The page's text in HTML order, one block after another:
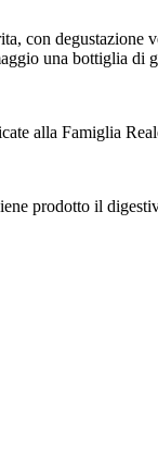
con
una bottiglia di
alla Famiglia
prodotto il